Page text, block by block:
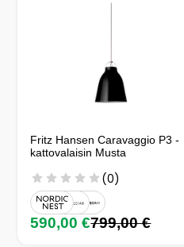
Fritz Hansen Caravaggio P3 -
kattovalaisin Musta
(0)
590,00 €799,00 €